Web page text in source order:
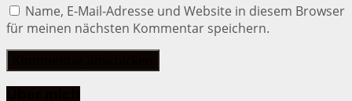
Name, E-Mail-Adresse und Website in diesem Browser
für meinen nächsten Kommentar speichern.